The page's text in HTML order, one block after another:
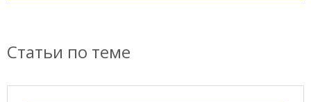
Статьи по теме